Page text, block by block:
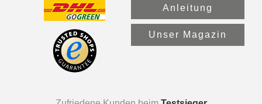
Anleitung
Unser Magazin